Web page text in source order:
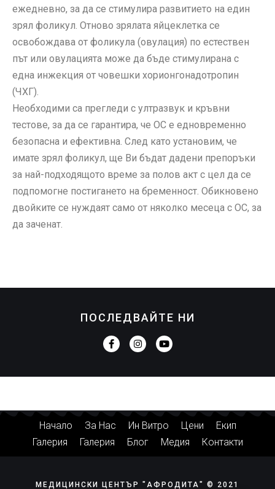
ежедневно, за да се стимулира развитието на един
зрял фоликул. Отново зрялата яйцеклетка се
освобождава от фоликула (овулация) по естествен
път или овулацията може да бъде стимулирана с
една инжекция от човешки хорионгонадотропин
(ЧХГ).
Необходими са прегледи с ултразвук и кръвни
тестове, за да се гарантира, че ОС е едновременно
безопасна и ефективна. След като установим, че
имате зрял фоликул, ще Ви бъдат дадени препоръки
за най-подходящото време за полов акт с цел да се
подпомогне постигането на бременност. Обикновено
двойките се нуждаят само от няколко месеца с ОС, за
да заченат.
ПОСЛЕДВАЙТЕ НИ
Начало За Нас Ин Витро Цени
Екип
Галерия
Галерия Блог Медия Контакти
МЕДИЦИНСКИ ЦЕНТЪР "АФРОДИТА" © 2021